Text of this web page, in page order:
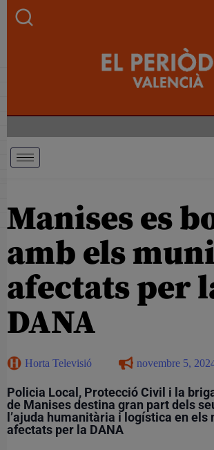
Manises es
amb els
afectats per
DANA
Horta Televisió novembre 5,
Policia Local, Protecció Civil i la
de Manises destina gran part dels
l’ajuda humanitària i logística en els
afectats per la DANA